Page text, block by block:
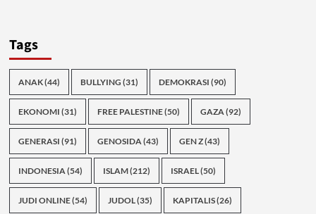
Tags
ANAK(44) BULLYING (31) DEMOKRASI (90)
EKONOMI (31) FREE PALESTINE(50) GAZA(92)
GENERASI (91) GENOSIDA(43) GEN Z(43)
INDONESIA(54) ISLAM(212) ISRAEL(50)
JUDI ONLINE(54) JUDOL(35) KAPITALIS(26)